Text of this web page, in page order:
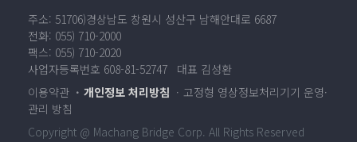
주소: 51706)경상남도 창원시 성산구 남해안대로 6687
전화: 055) 710-2000
팩스: 055) 710-2020
사업자등록번호 608-81-52747 대표 김성환
이용약관
개인정보 처리방침
고정형 영상정보처리기기 운영·
관리 방침
Copyright @ Machang Bridge Corp. All Rights Reserved